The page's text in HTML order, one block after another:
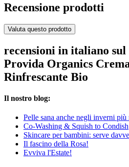
Recensione prodotti
Valuta questo prodotto
recensioni in italiano
Provida Organics
Rinfrescante Bio
Il nostro blog:
Pelle sana anche negli inverni
Co-Washing & Squish to Condish
Skincare per bambini: serve
Il fascino della Rosa!
Evviva l'Estate!